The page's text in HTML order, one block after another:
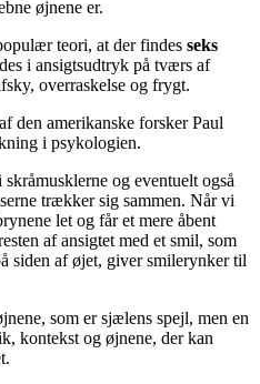
øjnene er.
teori, at der findes seks
i ansigtsudtryk på tværs af
overraskelse og frygt.
den amerikanske forsker Paul
i psykologien.
og eventuelt også
trækker sig sammen. Når vi
let og får et mere åbent
af ansigtet med et smil, som
siden af øjet, giver smilerynker til
som er sjælens spejl, men en
kontekst og øjnene, der kan